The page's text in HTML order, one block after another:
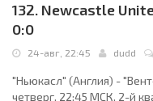
132. Newcastle
0:0
24-авг, 22:45 dudd
"Ньюкасл" (Англия) -
четверг. 22:45 МСК. 2-й